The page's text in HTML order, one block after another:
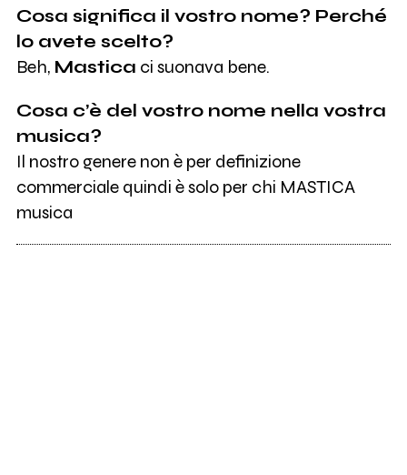
Cosa significa il vostro nome? Perché
lo avete scelto?
Beh, Mastica ci suonava bene.
Cosa c’è del vostro nome nella vostra
musica?
Il nostro genere non è per definizione
commerciale quindi è solo per chi MASTICA
musica